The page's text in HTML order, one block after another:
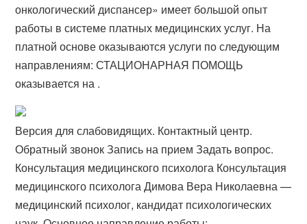
онкологический диспансер» имеет большой опыт
работы в системе платных медицинских услуг. На
платной основе оказываются услуги по следующим
направлениям: СТАЦИОНАРНАЯ ПОМОЩЬ
оказывается на .
Версия для слабовидящих. Контактный центр.
Обратный звонок Запись на прием Задать вопрос.
Консультация медицинского психолога Консультация
медицинского психолога Димова Вера Николаевна —
медицинский психолог, кандидат психологических